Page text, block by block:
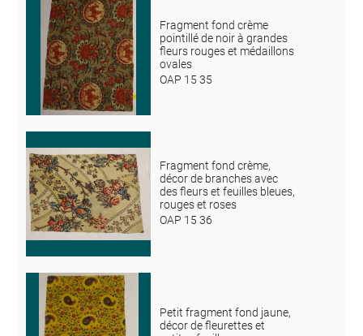
Fragment fond crème
pointillé de noir à grandes
fleurs rouges et médaillons
ovales
OAP 15 35
Fragment fond crème,
décor de branches avec
des fleurs et feuilles bleues,
rouges et roses
OAP 15 36
Petit fragment fond jaune,
décor de fleurettes et